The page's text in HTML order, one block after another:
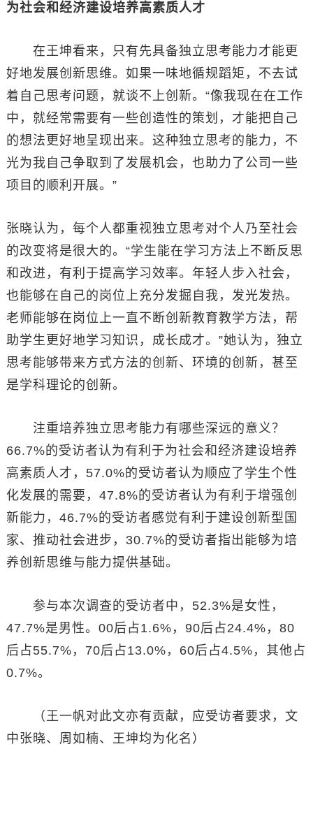
为社会和经济建设培养高素质人才
在王坤看来，只有先具备独立思考能力才能更
好地发展创新思维。如果一味地循规蹈矩，不去试
着自己思考问题，就谈不上创新。“像我现在在工作
中，就经常需要有一些创造性的策划，才能把自己
的想法更好地呈现出来。这种独立思考的能力，不
光为我自己争取到了发展机会，也助力了公司一些
项目的顺利开展。”
张晓认为，每个人都重视独立思考对个人乃至社会
的改变将是很大的。“学生能在学习方法上不断反思
和改进，有利于提高学习效率。年轻人步入社会，
也能够在自己的岗位上充分发掘自我，发光发热。
老师能够在岗位上一直不断创新教育教学方法，帮
助学生更好地学习知识，成长成才。”她认为，独立
思考能够带来方式方法的创新、环境的创新，甚至
是学科理论的创新。
注重培养独立思考能力有哪些深远的意义？
66.7%的受访者认为有利于为社会和经济建设培养
高素质人才，57.0%的受访者认为顺应了学生个性
化发展的需要，47.8%的受访者认为有利于增强创
新能力，46.7%的受访者感觉有利于建设创新型国
家、推动社会进步，30.7%的受访者指出能够为培
养创新思维与能力提供基础。
参与本次调查的受访者中，52.3%是女性，
47.7%是男性。00后占1.6%，90后占24.4%，80
后占55.7%，70后占13.0%，60后占4.5%，其他占
0.7%。
（王一帆对此文亦有贡献，应受访者要求，文
中张晓、周如楠、王坤均为化名）